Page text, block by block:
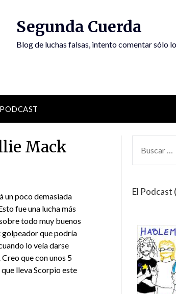
Segunda Cuerda
Blog de luchas falsas, intento comentar sólo
Mack
un poco demasiada
fue una lucha más
todo muy buenos
golpeador que podría
lo veía darse
que con unos 5
lleva Scorpio este
POR:
El Podcast